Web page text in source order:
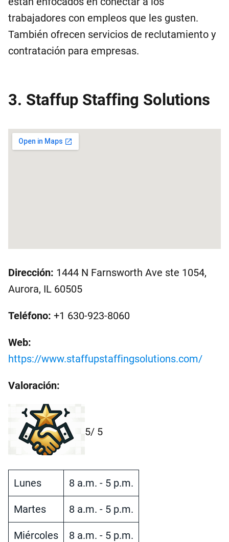
trabajadores con empleos que les gusten.
También ofrecen servicios de reclutamiento y
contratación para empresas.
3. Staffup Staffing Solutions
Dirección: 1444 N Farnsworth Ave ste 1054,
Aurora, IL 60505
Teléfono: +1 630-923-8060
Web:
https://www.staffupstaffingsolutions.com/
Valoración:
5/ 5
Lunes 8 a.m. - 5 p.m.
Martes 8 a.m. - 5 p.m.
Miércoles 8 a.m. - 5 p.m.